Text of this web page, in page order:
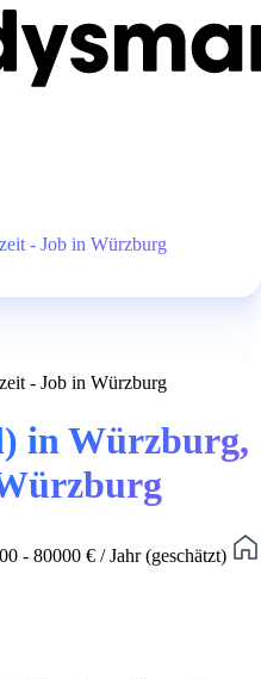
- Job in Würzburg
- Job in Würzburg
in Würzburg,
- 80000 € / Jahr (geschätzt)